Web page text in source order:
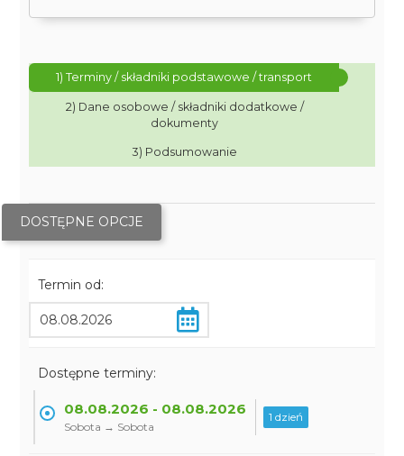
1) Terminy / składniki podstawowe / transport
2) Dane osobowe / składniki dodatkowe /
dokumenty
3) Podsumowanie
DOSTĘPNE OPCJE
Termin od:
Dostępne terminy:
08.08.2026 - 08.08.2026
Sobota → Sobota
1 dzień